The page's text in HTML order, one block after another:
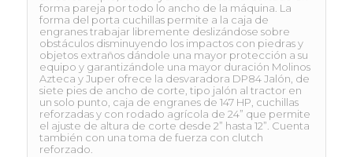
forma pareja por todo lo ancho de la máquina. La
forma del porta cuchillas permite a la caja de
engranes trabajar libremente deslizándose sobre
obstáculos disminuyendo los impactos con piedras y
objetos extraños dándole una mayor protección a su
equipo y garantizándole una mayor duración Molinos
Azteca y Juper ofrece la desvaradora DP84 Jalón, de
siete pies de ancho de corte, tipo jalón al tractor en
un solo punto, caja de engranes de 147 HP, cuchillas
reforzadas y con rodado agrícola de 24” que permite
el ajuste de altura de corte desde 2” hasta 12”. Cuenta
también con una toma de fuerza con clutch
reforzado.